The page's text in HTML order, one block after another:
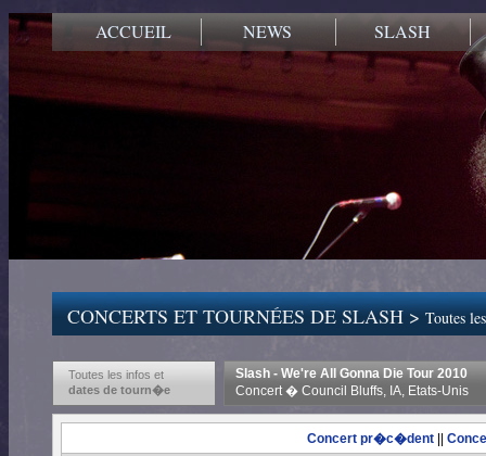
ACCUEIL NEWS SLASH
CONCERTS ET TOURNÉES DE SLASH >Toutes
Toutes les infos et
dates de tourn�e
Slash - We're All Gonna Die Tour 2010
Concert � Council Bluffs, IA, Etats-Unis
Concert pr�c�dent